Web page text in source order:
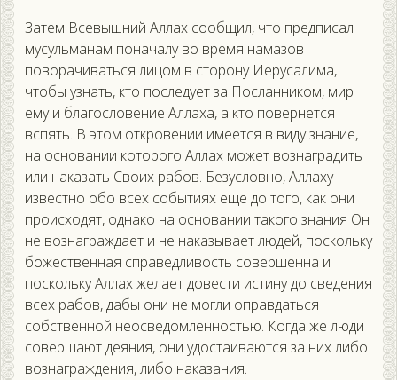
Затем Всевышний Аллах сообщил, что предписал
мусульманам поначалу во время намазов
поворачиваться лицом в сторону Иерусалима,
чтобы узнать, кто последует за Посланником, мир
ему и благословение Аллаха, а кто повернется
вспять. В этом откровении имеется в виду знание,
на основании которого Аллах может вознаградить
или наказать Своих рабов. Безусловно, Аллаху
известно обо всех событиях еще до того, как они
происходят, однако на основании такого знания Он
не вознаграждает и не наказывает людей, поскольку
божественная справедливость совершенна и
поскольку Аллах желает довести истину до сведения
всех рабов, дабы они не могли оправдаться
собственной неосведомленностью. Когда же люди
совершают деяния, они удостаиваются за них либо
вознаграждения, либо наказания.